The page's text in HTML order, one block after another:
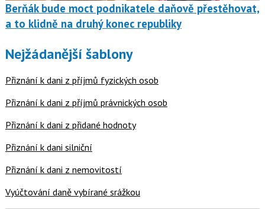
Berňák bude moct podnikatele daňově přestěhovat,
a to klidně na druhý konec republiky
Nejžádanější šablony
Přiznání k dani z příjmů fyzických osob
Přiznání k dani z příjmů právnických osob
Přiznání k dani z přidané hodnoty
Přiznání k dani silniční
Přiznání k dani z nemovitostí
Vyúčtování daně vybírané srážkou